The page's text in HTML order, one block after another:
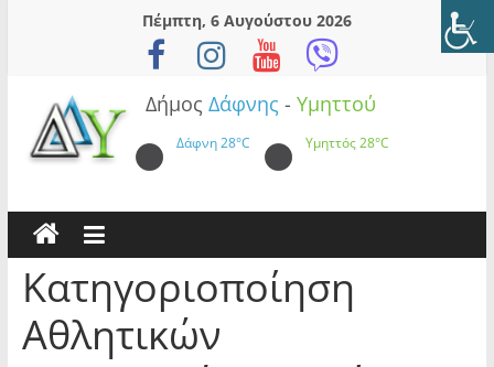
Πέμπτη, 6 Αυγούστου 2026
Δήμος Δάφνης - Υμηττού
Δάφνη28°C Υμηττός28°C
Κατηγοριοποίηση
Αθλητικών